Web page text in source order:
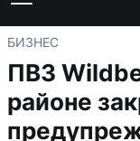
БИЗНЕС
ПВЗ
районе